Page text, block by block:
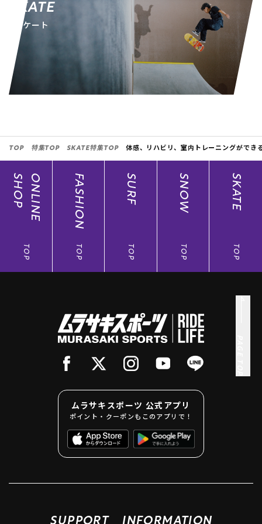
SKATE
スケート
TOP 特集TOP SKATE特集TOP 体感、リハビリ、室内トレーニングができ
ONLINE
SHOP
TOP
FASHION
TOP
SURF
TOP
SNOW
TOP
SKATE
TOP
ムラサキスポーツ 公式アプリ
ポイント・クーポンもこのアプリで！
SUPPORT INFORMATION